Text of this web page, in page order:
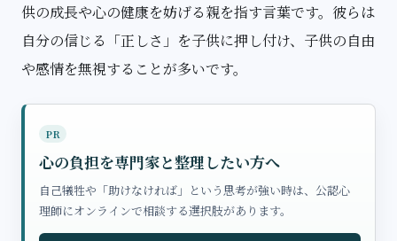
供の成長や心の健康を妨げる親を指す言葉です。彼らは
自分の信じる「正しさ」を子供に押し付け、子供の自由
や感情を無視することが多いです。
PR
心の負担を専門家と整理したい方へ
自己犠牲や「助けなければ」という思考が強い時は、公認心
理師にオンラインで相談する選択肢があります。